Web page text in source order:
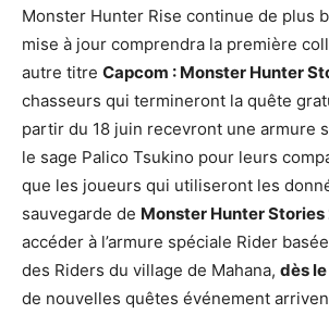
Monster Hunter Rise continue de plus
mise à jour comprendra la première
autre titre Capcom : Monster Hunter
chasseurs qui termineront la quête
partir du 18 juin recevront une armure
le sage Palico Tsukino pour leurs
que les joueurs qui utiliseront les
sauvegarde de Monster Hunter Stories
accéder à l’armure spéciale Rider
des Riders du village de Mahana, dès
de nouvelles quêtes événement